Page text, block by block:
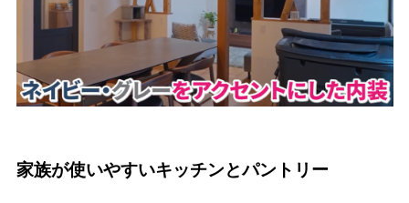
家族が使いやすいキッチンとパントリー